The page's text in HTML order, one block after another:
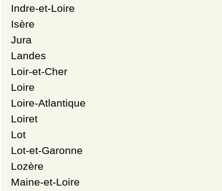
Indre-et-Loire
Isère
Jura
Landes
Loir-et-Cher
Loire
Loire-Atlantique
Loiret
Lot
Lot-et-Garonne
Lozère
Maine-et-Loire